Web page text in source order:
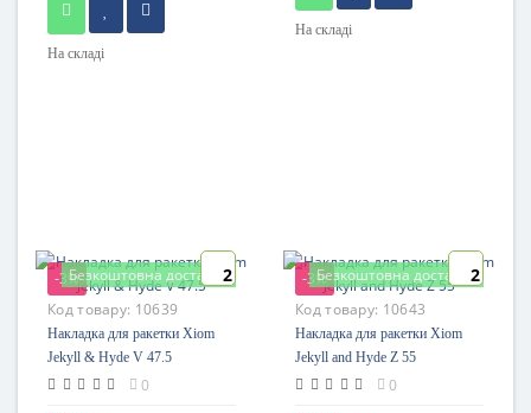
На складі
На складі
-3%Безкоштовна доставка2
Код товару: 10639
Накладка для ракетки Xiom
Jekyll & Hyde V 47.5
0
-3%Безкоштовна доставка2
Код товару: 10643
Накладка для ракетки Xiom
Jekyll and Hyde Z 55
0